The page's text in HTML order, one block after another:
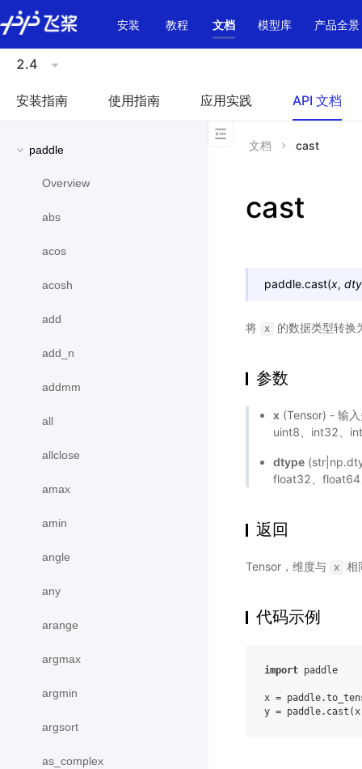
\u200E
安装
教程 文档 模型库 产品全景
2.4
安装指南 使用指南 应用实践 API 文档
paddle
Overview
abs
acos
acosh
add
add_n
addmm
all
allclose
amax
amin
angle
any
arange
argmax
argmin
argsort
as_complex
文档 cast
cast
paddle.cast(x,
将 x 的数据类型转换
参数
x (Tensor) - 输
uint8、int32、
dtype
float32、
返回
Tensor，维度与 x 相
代码示例
import paddle
x = paddle.
y = paddle. cast (x